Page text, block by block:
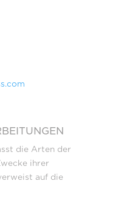
die Arten der
ihrer
auf die